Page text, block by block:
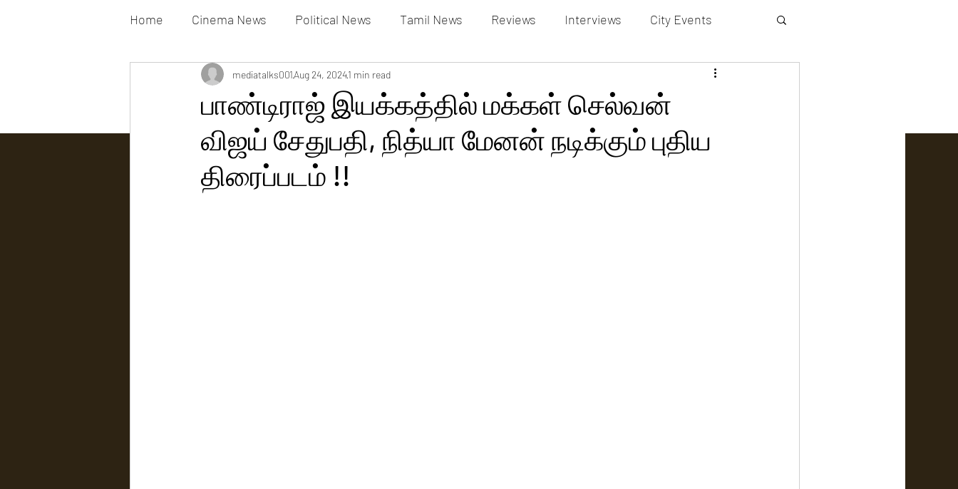
Home Cinema News Political News Tamil News Reviews Interviews City Events
Movies Gallery Actress Gallery Events Gallery actors gallery
பாண்டிராஜ் இயக்கத்தில் மக்கள் செல்வன்
விஜய் சேதுபதி, நித்யா மேனன் நடிக்கும் புதிய
திரைப்படம் !!
mediatalks001Aug 24, 20241 min read